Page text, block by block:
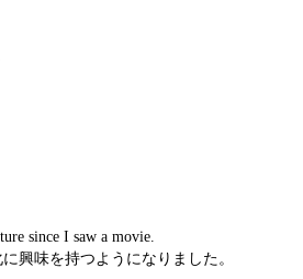
since I saw a movie.
興味を持つようになりました。